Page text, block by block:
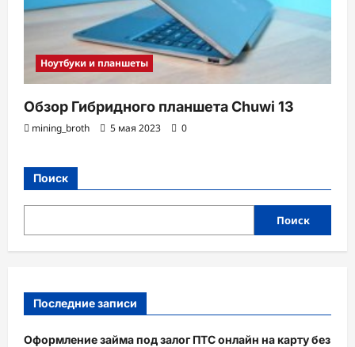
Ноутбуки и планшеты
Обзор Гибридного планшета Chuwi 13
mining_broth 5 мая 2023 0
Поиск
Поиск
Последние записи
Оформление займа под залог ПТС онлайн на карту без